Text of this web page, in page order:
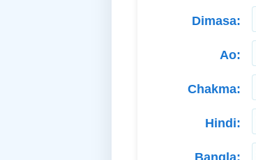
Dimasa:
Ao:
Chakma:
Hindi:
Bangla: